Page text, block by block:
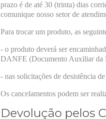
prazo é de até 30 (trinta) dias
comunique nosso setor de
Para trocar um produto, as
- o produto deverá ser
DANFE (Documento Auxiliar da
- nas solicitações de desistência
Os cancelamentos podem ser
Devolução pelos